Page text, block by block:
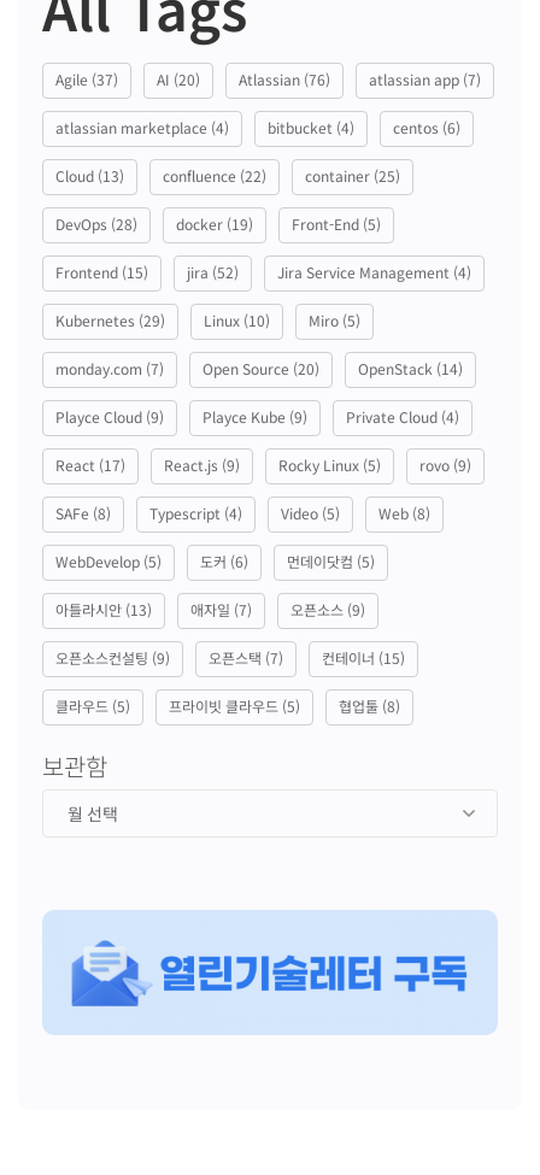
Agile (37) AI (20) Atlassian (76) atlassian app (7)
atlassian marketplace (4) bitbucket (4) centos (6)
Cloud (13) confluence (22) container (25)
DevOps (28) docker (19) Front-End (5)
Frontend (15) jira (52) Jira Service Management (4)
Kubernetes (29) Linux (10) Miro (5)
monday.com (7) Open Source (20) OpenStack (14)
Playce Cloud (9) Playce Kube (9) Private Cloud (4)
React (17) React.js (9) Rocky Linux (5) rovo (9)
SAFe (8) Typescript (4) Video (5) Web (8)
WebDevelop (5) 도커 (6) 먼데이닷컴 (5)
아틀라시안 (13) 애자일 (7) 오픈소스 (9)
오픈소스컨설팅 (9) 오픈스택 (7) 컨테이너 (15)
클라우드 (5) 프라이빗 클라우드 (5) 협업툴 (8)
보관함